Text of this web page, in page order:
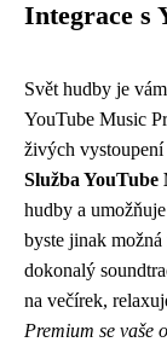
Integrace s
Svět hudby je
YouTube Music
živých
Služba
hudby a
byste jinak
dokonalý
na večírek,
Premium se vaše